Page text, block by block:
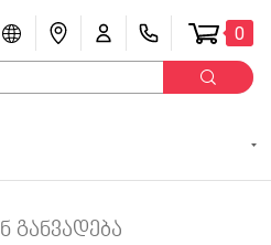
0
განვადება